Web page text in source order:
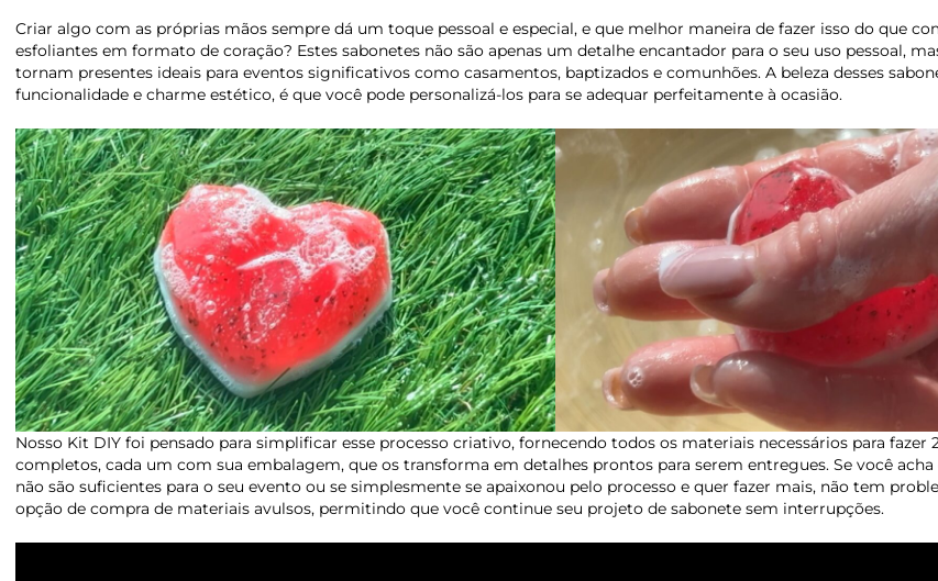
Criar algo com as próprias mãos sempre dá um toque pessoal e especial, e que melhor maneira de fazer isso do que
esfoliantes em formato de coração? Estes sabonetes não são apenas um detalhe encantador para o seu uso pessoal,
tornam presentes ideais para eventos significativos como casamentos, baptizados e comunhões. A beleza desses
funcionalidade e charme estético, é que você pode personalizá-los para se adequar perfeitamente à ocasião.
Nosso Kit DIY foi pensado para simplificar esse processo criativo, fornecendo todos os materiais necessários para fazer
completos, cada um com sua embalagem, que os transforma em detalhes prontos para serem entregues. Se você acha
não são suficientes para o seu evento ou se simplesmente se apaixonou pelo processo e quer fazer mais, não tem
opção de compra de materiais avulsos, permitindo que você continue seu projeto de sabonete sem interrupções.